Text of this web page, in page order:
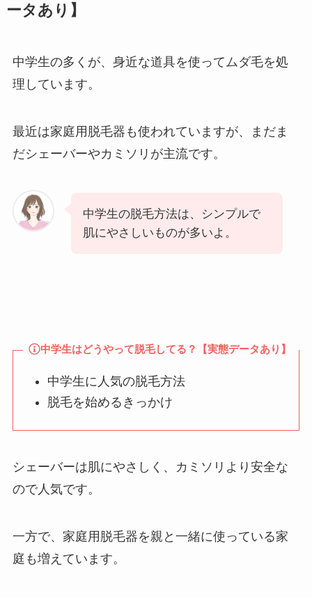
ータあり】
中学生の多くが、身近な道具を使ってムダ毛を処
理しています。
最近は家庭用脱毛器も使われていますが、まだま
だシェーバーやカミソリが主流です。
中学生の脱毛方法は、シンプルで
肌にやさしいものが多いよ。
中学生はどうやって脱毛してる？【実態データあり】
中学生に人気の脱毛方法
脱毛を始めるきっかけ
シェーバーは肌にやさしく、カミソリより安全な
ので人気です。
一方で、家庭用脱毛器を親と一緒に使っている家
庭も増えています。